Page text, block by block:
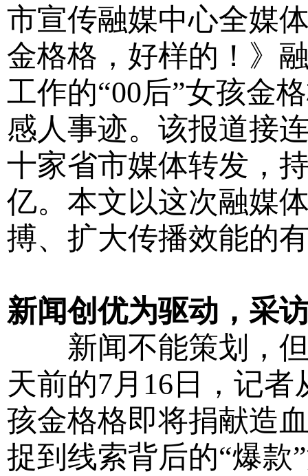
市宣传融媒中心全媒
金格格，好样的！》
工作的“00后”女孩金
感人事迹。该报道接
十家省市媒体转发，
亿。本文以这次融媒
搏、扩大传播效能的
新闻创优为驱动，采
新闻不能策划，但
天前的7月16日，记
孩金格格即将捐献造
捉到线索背后的“爆款